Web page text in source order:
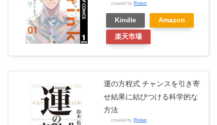
created by Rinker
Kindle Amazon
楽天市場
運の方程式 チャンスを引き寄
せ結果に結びつける科学的な
方法
created by Rinker